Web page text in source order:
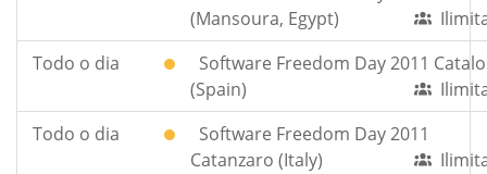
(Mansoura, Egypt)
Todo o dia
Software Freedom Day 2011
(Spain)
Todo o dia
Software Freedom Day 2011
Catanzaro (Italy)